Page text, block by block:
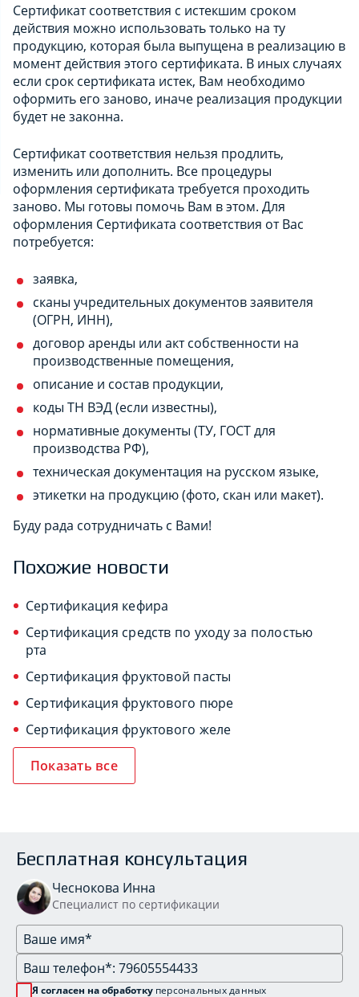
Сертификат соответствия с истекшим сроком
действия можно использовать только на ту
продукцию, которая была выпущена в реализацию в
момент действия этого сертификата. В иных случаях
если срок сертификата истек, Вам необходимо
оформить его заново, иначе реализация продукции
будет не законна.
Сертификат соответствия нельзя продлить,
изменить или дополнить. Все процедуры
оформления сертификата требуется проходить
заново. Мы готовы помочь Вам в этом. Для
оформления Сертификата соответствия от Вас
потребуется:
заявка,
сканы учредительных документов заявителя
(ОГРН, ИНН),
договор аренды или акт собственности на
производственные помещения,
описание и состав продукции,
коды ТН ВЭД (если известны),
нормативные документы (ТУ, ГОСТ для
производства РФ),
техническая документация на русском языке,
этикетки на продукцию (фото, скан или макет).
Буду рада сотрудничать с Вами!
Похожие новости
Сертификация кефира
Сертификация средств по уходу за полостью
рта
Сертификация фруктовой пасты
Сертификация фруктового пюре
Сертификация фруктового желе
Показать все
Бесплатная консультация
Чеснокова Инна
Специалист по сертификации
Я согласен на обработку персональных данных